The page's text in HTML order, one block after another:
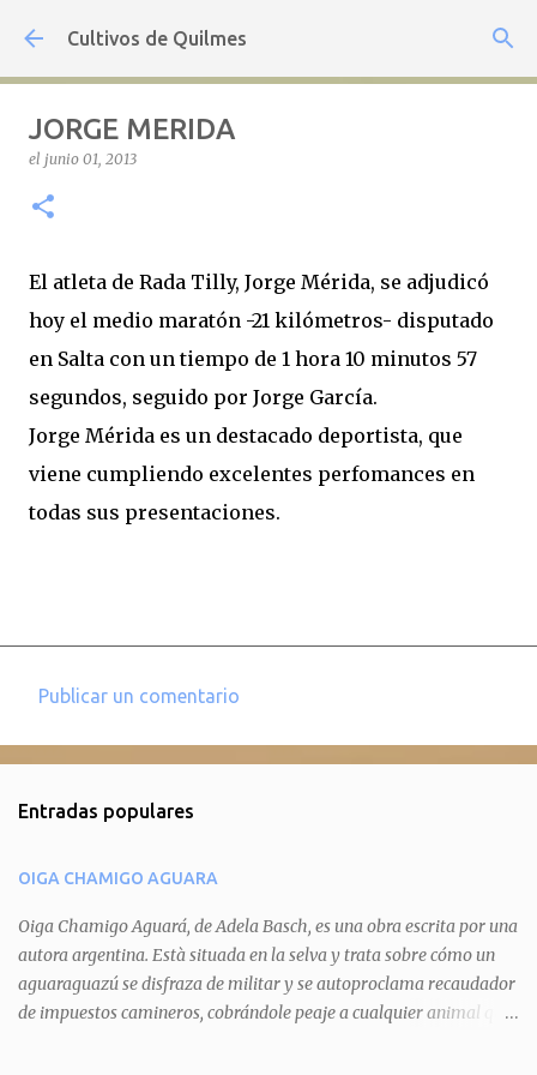
Ir al contenido principal
Cultivos de Quilmes
JORGE MERIDA
el junio 01, 2013
El atleta de Rada Tilly, Jorge Mérida, se adjudicó
hoy el medio maratón -21 kilómetros- disputado
en Salta con un tiempo de 1 hora 10 minutos 57
segundos, seguido por Jorge García.
Jorge Mérida es un destacado deportista, que
viene cumpliendo excelentes perfomances en
todas sus presentaciones.
e
t
a
r
i
o
Publicar un comentario
Entradas populares
OIGA CHAMIGO AGUARA
Oiga Chamigo Aguará, de Adela Basch, es una obra escrita por una
autora argentina. Està situada en la selva y trata sobre cómo un
aguaraguazú se disfraza de militar y se autoproclama recaudador
de impuestos camineros, cobrándole peaje a cualquier animal que